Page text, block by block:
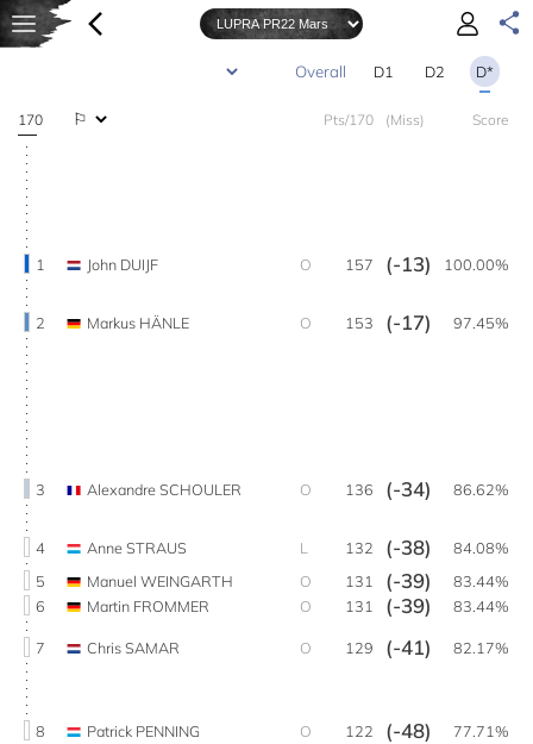
D1 D2 D*
170 Pts/170 (Miss) Score
1 John DUIJF O 157 (-13) 100.00%
2 Markus HÄNLE O 153 (-17) 97.45%
3 Alexandre SCHOULER O 136 (-34) 86.62%
4 Anne STRAUS L 132 (-38)
84.08%
5
Manuel WEINGARTH O 131 (-39)
83.44%
6
Martin FROMMER O 131 (-39) 83.44%
7 Chris SAMAR O 129 (-41) 82.17%
8 Patrick PENNING O 122 (-48) 77.71%